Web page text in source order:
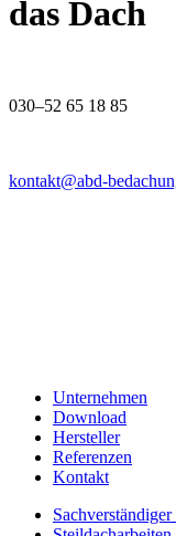
das Dach
030–52 65 18 85
kontakt@abd-
Unternehmen
Download
Hersteller
Referenzen
Kontakt